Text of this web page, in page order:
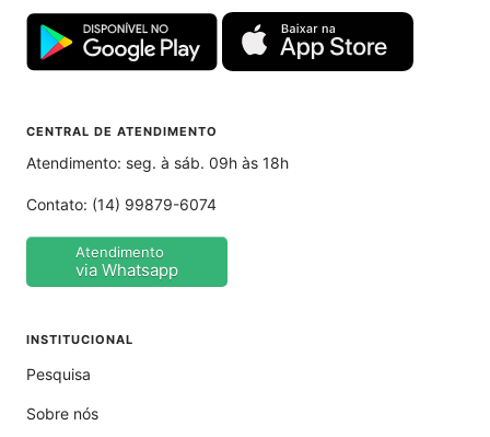
CENTRAL DE ATENDIMENTO
Atendimento: seg. à sáb. 09h às 18h
Contato: (14) 99879-6074
Atendimento
via Whatsapp
INSTITUCIONAL
Pesquisa
Sobre nós